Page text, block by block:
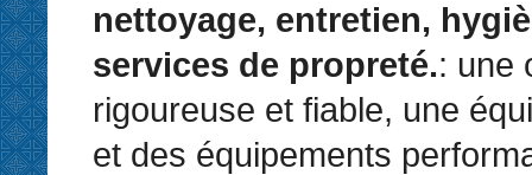
nettoyage, entretien,
services de propreté.: une
rigoureuse et fiable, une
et des équipements